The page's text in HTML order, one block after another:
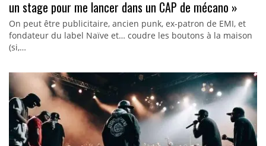
un stage pour me lancer dans un CAP de mécano »
On peut être publicitaire, ancien punk, ex-patron de EMI, et
fondateur du label Naïve et… coudre les boutons à la maison
(si,…